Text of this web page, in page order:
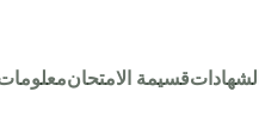
قسيمة الامتحان